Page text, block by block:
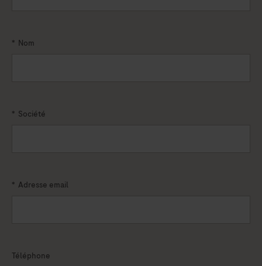
* Nom
* Société
* Adresse email
Téléphone